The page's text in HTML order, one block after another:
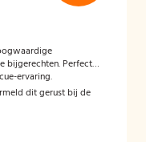
bijgerechten. Perfect
ervaring.
dit gerust bij de